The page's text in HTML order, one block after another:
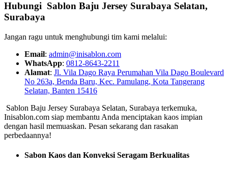
Hubungi Sablon Baju Jersey Surabaya Selatan,
Surabaya
Jangan ragu untuk menghubungi tim kami melalui:
Email: admin@inisablon.com
WhatsApp: 0812-8643-2211
Alamat: Jl. Vila Dago Raya Perumahan Vila Dago Boulevard
No 263a, Benda Baru, Kec. Pamulang, Kota Tangerang
Selatan, Banten 15416
Sablon Baju Jersey Surabaya Selatan, Surabaya terkemuka,
Inisablon.com siap membantu Anda menciptakan kaos impian
dengan hasil memuaskan. Pesan sekarang dan rasakan
perbedaannya!
Sabon Kaos dan Konveksi Seragam Berkualitas